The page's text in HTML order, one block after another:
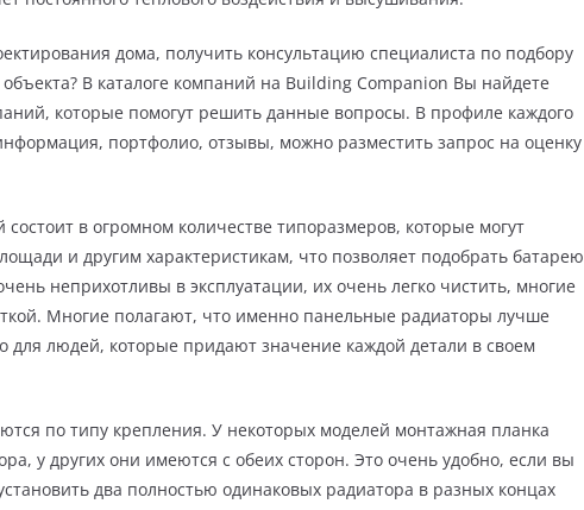
дома, получить консультацию специалиста по подбору
В каталоге компаний на Building Companion Вы найдете
которые помогут решить данные вопросы. В профиле каждого
портфолио, отзывы, можно разместить запрос на оценку
в огромном количестве типоразмеров, которые могут
и другим характеристикам, что позволяет подобрать батарею
неприхотливы в эксплуатации, их очень легко чистить, многие
Многие полагают, что именно панельные радиаторы лучше
для людей, которые придают значение каждой детали в своем
по типу крепления. У некоторых моделей монтажная планка
у других они имеются с обеих сторон. Это очень удобно, если вы
два полностью одинаковых радиатора в разных концах